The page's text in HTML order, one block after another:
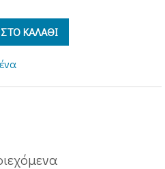
ΚΑΛΑΘΙ